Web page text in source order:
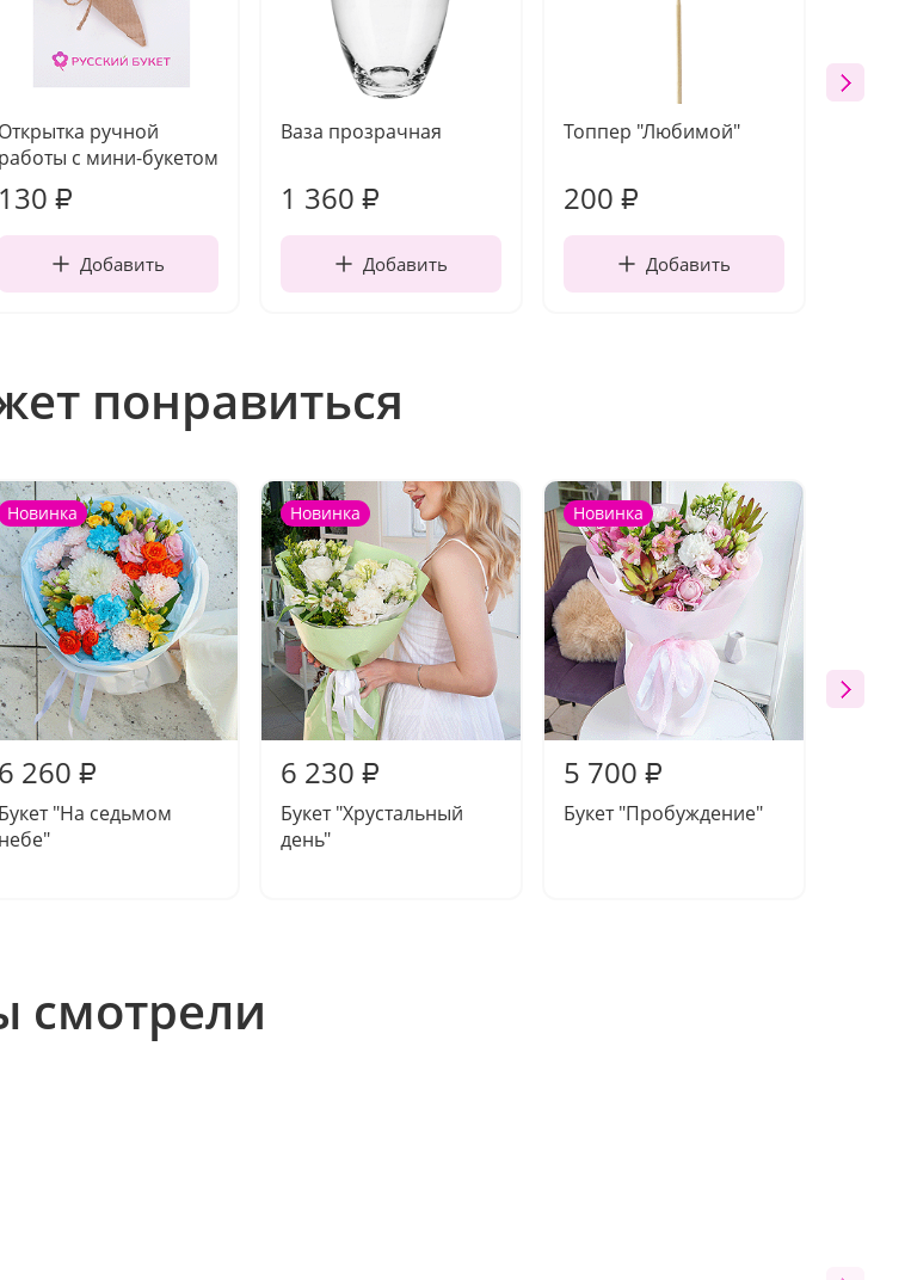
Открытка ручной
работы с мини-букетом
130 ₽
Добавить
Ваза прозрачная
1 360 ₽
Добавить
Топпер "Любимой"
200 ₽
Добавить
понравиться
Новинка
6 260 ₽
Букет "На седьмом
небе"
Новинка
6 230 ₽
Букет "Хрустальный
день"
Новинка
5 700 ₽
Букет "Пробуждение"
смотрели